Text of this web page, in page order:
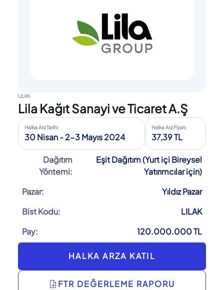
LILAK
Lila Kağıt Sanayi ve Ticaret A.Ş
Halka Arz Tarihi
30 Nisan - 2-3 Mayıs 2024
Halka Arz Fiyatı
37,39 TL
Dağıtım
Yöntemi:
Eşit Dağıtım (Yurt içi Bireysel
Yatırımcılar için)
Pazar:
Yıldız Pazar
Bist Kodu:
LILAK
Pay:
120.000.000 TL
HALKA ARZA KATIL
FTR DEĞERLEME RAPORU